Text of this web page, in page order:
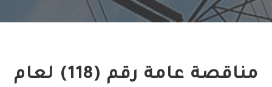
مناقصة عامة رقم (118) لعام